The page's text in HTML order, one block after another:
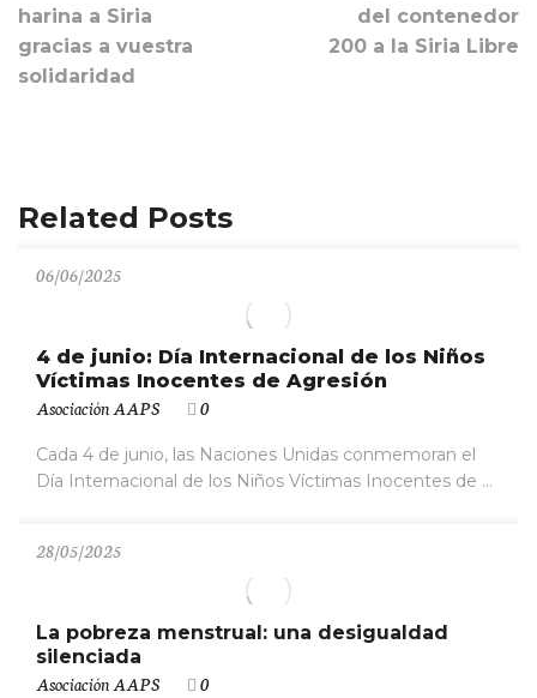
harina a Siria
gracias a vuestra
solidaridad
del contenedor
200 a la Siria Libre
Related Posts
06/06/2025
4 de junio: Día Internacional de los Niños
Víctimas Inocentes de Agresión
Asociación AAPS 0
Cada 4 de junio, las Naciones Unidas conmemoran el
Día Internacional de los Niños Víctimas Inocentes de ...
28/05/2025
La pobreza menstrual: una desigualdad
silenciada
Asociación AAPS 0